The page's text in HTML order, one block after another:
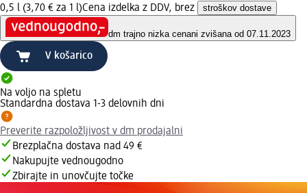
0,5 l (3,70 € za 1 l)Cena izdelka z DDV, brez stroškov dostave
dm trajno nizka cenani zvišana od 07.11.2023
V košarico
Na voljo na spletu
Standardna dostava 1-3 delovnih dni
Preverite razpoložljivost v dm prodajalni
Brezplačna dostava nad 49 €
Nakupujte vednougodno
Zbirajte in unovčujte točke